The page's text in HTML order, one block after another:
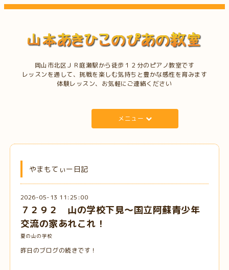
岡山市北区ＪＲ庭瀬駅から徒歩１２分のピアノ教室です
レッスンを通して、挑戦を楽しむ気持ちと豊かな感性を育みます
体験レッスン、お気軽にご連絡ください
メニュー
やまもてぃー日記
2026-05-13 11:25:00
７２９２ 山の学校下見～国立阿蘇青少年
交流の家あれこれ！
夏の山の学校
昨日のブログの続きです！